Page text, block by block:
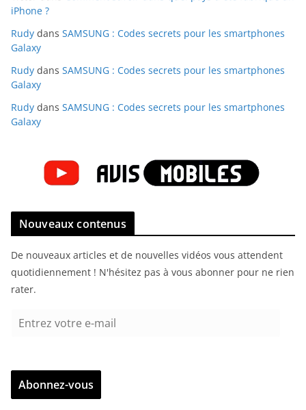
iPhone ?
Rudy dans SAMSUNG : Codes secrets pour les smartphones
Galaxy
Rudy dans SAMSUNG : Codes secrets pour les smartphones
Galaxy
Rudy dans SAMSUNG : Codes secrets pour les smartphones
Galaxy
Nouveaux contenus
De nouveaux articles et de nouvelles vidéos vous attendent
quotidiennement ! N'hésitez pas à vous abonner pour ne rien
rater.
r
z
Abonnez-vous